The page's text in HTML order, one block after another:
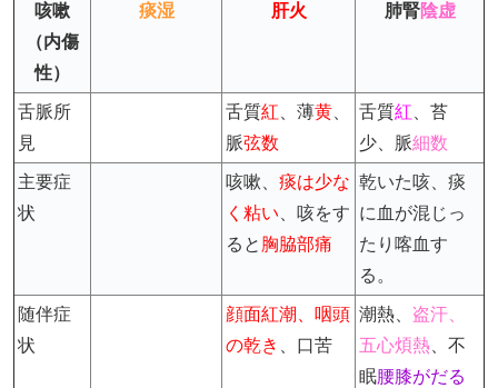
咳嗽
（内傷
性）
痰湿 肝火 肺腎陰虚
舌脈所
見
舌質紅 、薄黄
脈弦数
舌質紅 、苔
少、脈細数
主要症
状
咳嗽、 痰は少な
く粘い 、咳をす
ると 胸脇部痛
乾いた咳、 痰
に血が混じっ
たり喀血す
る。
随伴症
状
顔面紅潮、咽頭
の乾き
、口苦
潮熱、 盗汗、
五心煩熱 、不
眠腰膝がだる